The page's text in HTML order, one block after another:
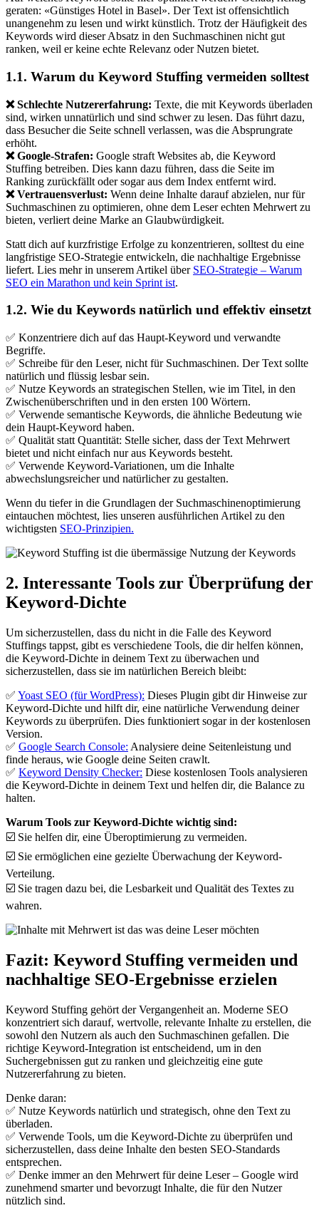
geraten: «Günstiges Hotel in Basel». Der Text ist offensichtlich
unangenehm zu lesen und wirkt künstlich. Trotz der Häufigkeit des
Keywords wird dieser Absatz in den Suchmaschinen nicht gut
ranken, weil er keine echte Relevanz oder Nutzen bietet.
1.1. Warum du Keyword Stuffing vermeiden solltest
❌ Schlechte Nutzererfahrung: Texte, die mit Keywords überladen
sind, wirken unnatürlich und sind schwer zu lesen. Das führt dazu,
dass Besucher die Seite schnell verlassen, was die Absprungrate
erhöht.
❌ Google-Strafen: Google straft Websites ab, die Keyword
Stuffing betreiben. Dies kann dazu führen, dass die Seite im
Ranking zurückfällt oder sogar aus dem Index entfernt wird.
❌ Vertrauensverlust: Wenn deine Inhalte darauf abzielen, nur für
Suchmaschinen zu optimieren, ohne dem Leser echten Mehrwert zu
bieten, verliert deine Marke an Glaubwürdigkeit.
Statt dich auf kurzfristige Erfolge zu konzentrieren, solltest du eine
langfristige SEO-Strategie entwickeln, die nachhaltige Ergebnisse
liefert. Lies mehr in unserem Artikel über SEO-Strategie – Warum
SEO ein Marathon und kein Sprint ist.
1.2. Wie du Keywords natürlich und effektiv einsetzt
✅ Konzentriere dich auf das Haupt-Keyword und verwandte
Begriffe.
✅ Schreibe für den Leser, nicht für Suchmaschinen. Der Text sollte
natürlich und flüssig lesbar sein.
✅ Nutze Keywords an strategischen Stellen, wie im Titel, in den
Zwischenüberschriften und in den ersten 100 Wörtern.
✅ Verwende semantische Keywords, die ähnliche Bedeutung wie
dein Haupt-Keyword haben.
✅ Qualität statt Quantität: Stelle sicher, dass der Text Mehrwert
bietet und nicht einfach nur aus Keywords besteht.
✅ Verwende Keyword-Variationen, um die Inhalte
abwechslungsreicher und natürlicher zu gestalten.
Wenn du tiefer in die Grundlagen der Suchmaschinenoptimierung
eintauchen möchtest, lies unseren ausführlichen Artikel zu den
wichtigsten SEO-Prinzipien.
2. Interessante Tools zur Überprüfung der
Keyword-Dichte
Um sicherzustellen, dass du nicht in die Falle des Keyword
Stuffings tappst, gibt es verschiedene Tools, die dir helfen können,
die Keyword-Dichte in deinem Text zu überwachen und
sicherzustellen, dass sie im natürlichen Bereich bleibt:
✅ Yoast SEO (für WordPress): Dieses Plugin gibt dir Hinweise zur
Keyword-Dichte und hilft dir, eine natürliche Verwendung deiner
Keywords zu überprüfen. Dies funktioniert sogar in der kostenlosen
Version.
✅ Google Search Console: Analysiere deine Seitenleistung und
finde heraus, wie Google deine Seiten crawlt.
✅ Keyword Density Checker: Diese kostenlosen Tools analysieren
die Keyword-Dichte in deinem Text und helfen dir, die Balance zu
halten.
Warum Tools zur Keyword-Dichte wichtig sind:
☑️ Sie helfen dir, eine Überoptimierung zu vermeiden.
☑️ Sie ermöglichen eine gezielte Überwachung der Keyword-
Verteilung.
☑️ Sie tragen dazu bei, die Lesbarkeit und Qualität des Textes zu
wahren.
Fazit: Keyword Stuffing vermeiden und
nachhaltige SEO-Ergebnisse erzielen
Keyword Stuffing gehört der Vergangenheit an. Moderne SEO
konzentriert sich darauf, wertvolle, relevante Inhalte zu erstellen, die
sowohl den Nutzern als auch den Suchmaschinen gefallen. Die
richtige Keyword-Integration ist entscheidend, um in den
Suchergebnissen gut zu ranken und gleichzeitig eine gute
Nutzererfahrung zu bieten.
Denke daran:
✅ Nutze Keywords natürlich und strategisch, ohne den Text zu
überladen.
✅ Verwende Tools, um die Keyword-Dichte zu überprüfen und
sicherzustellen, dass deine Inhalte den besten SEO-Standards
entsprechen.
✅ Denke immer an den Mehrwert für deine Leser – Google wird
zunehmend smarter und bevorzugt Inhalte, die für den Nutzer
nützlich sind.